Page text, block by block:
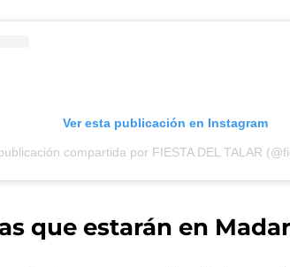
Ver esta publicación en Instagram
compartida por FIESTA DEL TALAR
que estarán en